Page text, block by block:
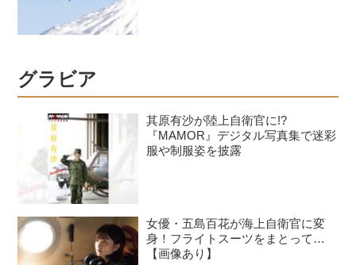
グラビア
其原有沙が陸上自衛官に!?
『MAMOR』デジタル写真集で迷彩
服や制服姿を披露
女優・五島百花が海上自衛官に変
身！フライトスーツをまとって…
【画像あり】